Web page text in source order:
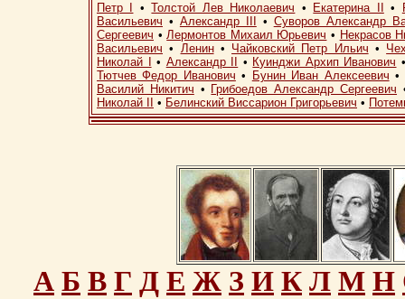
Петр I •Толстой Лев Николаевич • Екатерина II •
Васильевич • Александр III • Суворов Александр
Сергеевич •Лермонтов Михаил Юрьевич • Некрасов
Васильевич • Ленин• Чайковский Петр Ильич •
Николай I
• Александр II • Куинджи Архип Иванович
Тютчев Федор Иванович • Бунин Иван Алексеевич •
Василий Никитич • Грибоедов Александр Сергеевич
Николай II
• Белинский Виссарион Григорьевич •
А Б В Г Д Е Ж З И К Л М Н